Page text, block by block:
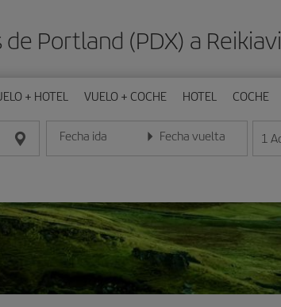
Portland (PDX) a
+ HOTEL VUELO + COCHE HOTEL COCHE
Fecha ida
Introduce la fecha en formato día/mes/año
Fecha vuelta
Introduce la fecha en 1